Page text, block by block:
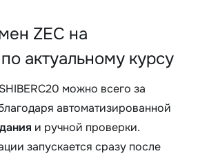
ZEC на
актуальному курсу
можно всего за
автоматизированной
и ручной проверки.
запускается сразу после